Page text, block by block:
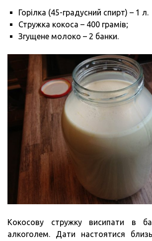
Горілка (45-градусний спирт) – 1 л.
Стружка кокоса – 400 грамів;
Згущене молоко – 2 банки.
Кокосову стружку висипати в
алкоголем. Дати настоятися